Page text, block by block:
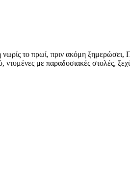
το πρωί, πριν ακόμη
με παραδοσιακές στολές,